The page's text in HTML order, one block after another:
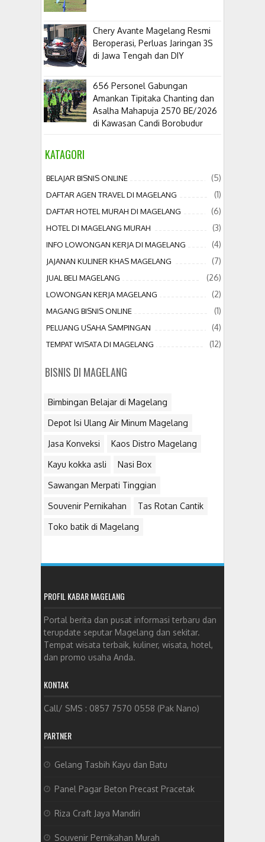
​Chery Avante Magelang Resmi
Beroperasi, Perluas Jaringan 3S
di Jawa Tengah dan DIY
656 Personel Gabungan
Amankan Tipitaka Chanting dan
Asalha Mahapuja 2570 BE/2026
di Kawasan Candi Borobudur
KATAGORI
BELAJAR BISNIS ONLINE (5)
DAFTAR AGEN TRAVEL DI MAGELANG (1)
DAFTAR HOTEL MURAH DI MAGELANG (6)
HOTEL DI MAGELANG MURAH (3)
INFO LOWONGAN KERJA DI MAGELANG (4)
JAJANAN KULINER KHAS MAGELANG (7)
JUAL BELI MAGELANG (26)
LOWONGAN KERJA MAGELANG (2)
MAGANG BISNIS ONLINE (1)
PELUANG USAHA SAMPINGAN (4)
TEMPAT WISATA DI MAGELANG (12)
BISNIS DI MAGELANG
Bimbingan Belajar di Magelang
Depot Isi Ulang Air Minum Magelang
Jasa Konveksi Kaos Distro Magelang
Kayu kokka asli Nasi Box
Sawangan Merpati Tinggian
Souvenir Pernikahan Tas Rotan Cantik
Toko batik di Magelang
PROFIL KABAR MAGELANG
Portal berita dan pusat informasi terbaru dan
terupdate seputar Magelang dan sekitar.
Tempat wisata terbaik, kuliner, wisata, hotel,
dan promo usaha Anda.
KONTAK
Call/ SMS : 0857 7570 0558 (Pak Nano)
PARTNER
Gelang Tasbih Kayu dan Batu
Panel Pagar Beton Precast Pracetak
Riza Craft Jaya Mandiri
Souvenir Pernikahan Murah